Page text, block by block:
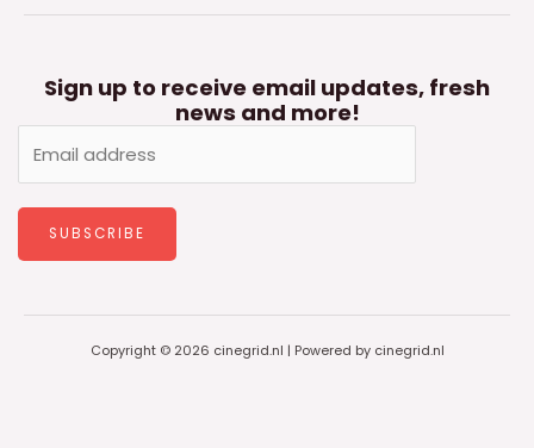
Sign up to receive email updates, fresh
news and more!
SUBSCRIBE
Copyright © 2026 cinegrid.nl | Powered by cinegrid.nl